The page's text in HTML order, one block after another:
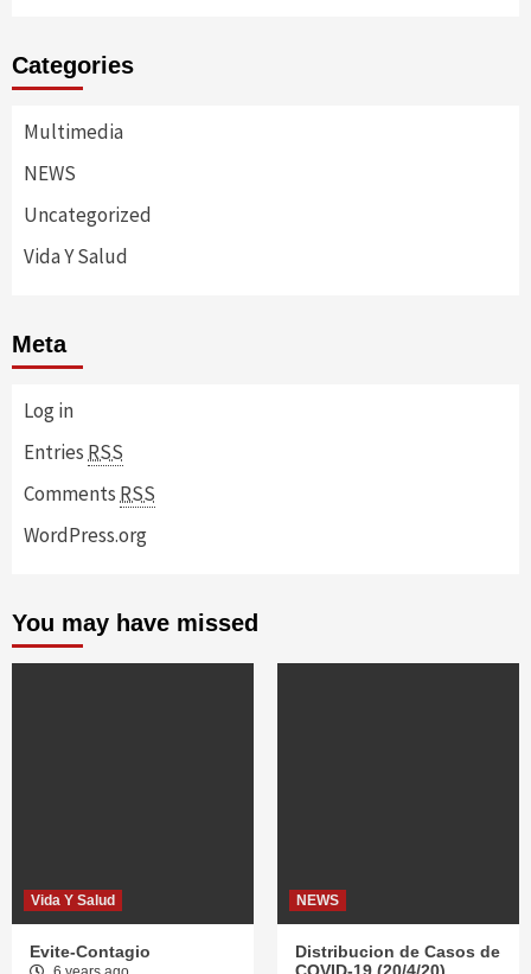
Categories
Multimedia
NEWS
Uncategorized
Vida Y Salud
Meta
Log in
Entries RSS
Comments RSS
WordPress.org
You may have missed
Vida Y Salud
Evite-Contagio
NEWS
Distribucion de Casos de